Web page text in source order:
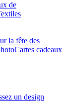
de
la fête des
Cartes cadeaux
un design